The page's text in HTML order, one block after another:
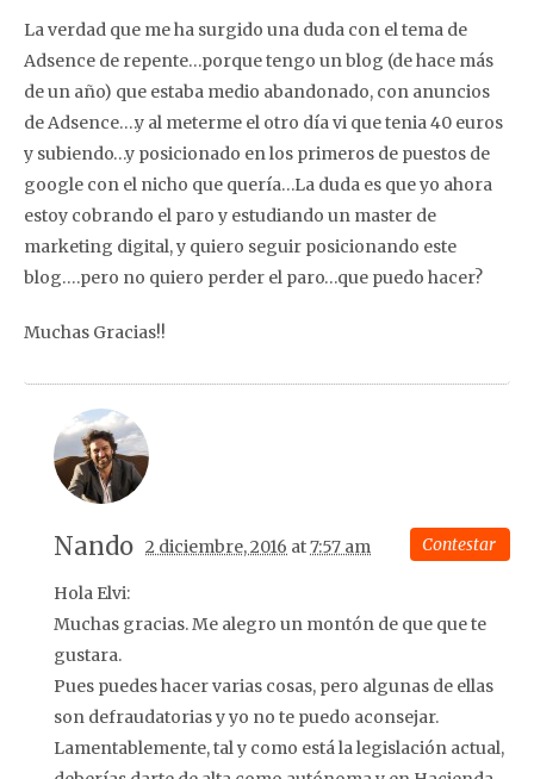
La verdad que me ha surgido una duda con el tema de
Adsence de repente…porque tengo un blog (de hace más
de un año) que estaba medio abandonado, con anuncios
de Adsence….y al meterme el otro día vi que tenia 40 euros
y subiendo…y posicionado en los primeros de puestos de
google con el nicho que quería…La duda es que yo ahora
estoy cobrando el paro y estudiando un master de
marketing digital, y quiero seguir posicionando este
blog….pero no quiero perder el paro…que puedo hacer?
Muchas Gracias!!
Nando 2 diciembre, 2016 at7:57 am Contestar
Hola Elvi:
Muchas gracias. Me alegro un montón de que que te
gustara.
Pues puedes hacer varias cosas, pero algunas de ellas
son defraudatorias y yo no te puedo aconsejar.
Lamentablemente, tal y como está la legislación actual,